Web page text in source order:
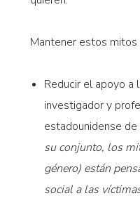
Mantener estos mitos
Reducir el apoyo a
investigador y
estadounidense de
su conjunto, los
género) están
social a las